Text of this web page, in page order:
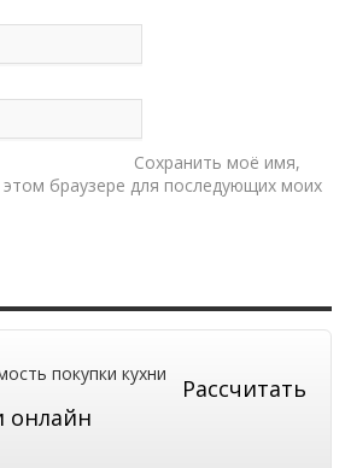
Сохранить моё имя,
этом браузере для последующих моих
Рассчитать
онлайн